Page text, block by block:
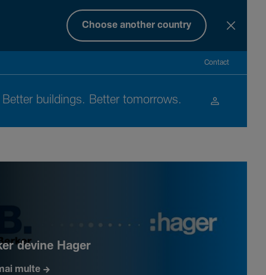
Choose another country
Contact
Better buil­dings. Better tomor­rows.
devine Hager
multe